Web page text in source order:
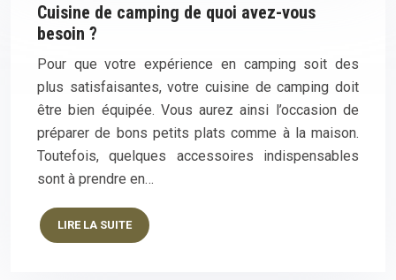
Cuisine de camping de quoi avez-vous
besoin ?
Pour que votre expérience en camping soit des
plus satisfaisantes, votre cuisine de camping doit
être bien équipée. Vous aurez ainsi l’occasion de
préparer de bons petits plats comme à la maison.
Toutefois, quelques accessoires indispensables
sont à prendre en…
LIRE LA SUITE